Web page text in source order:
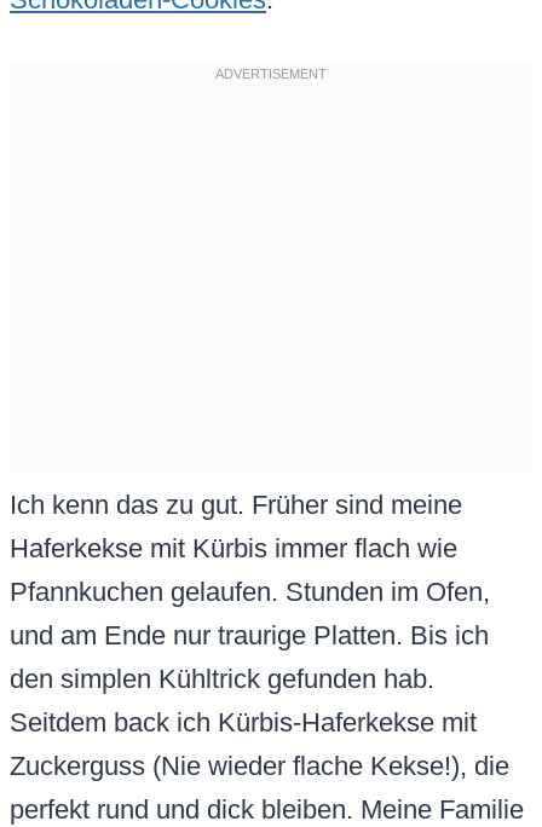
Ich kenn das zu gut. Früher sind meine
Haferkekse mit Kürbis immer flach wie
Pfannkuchen gelaufen. Stunden im Ofen,
und am Ende nur traurige Platten. Bis ich
den simplen Kühltrick gefunden hab.
Seitdem back ich Kürbis-Haferkekse mit
Zuckerguss (Nie wieder flache Kekse!), die
perfekt rund und dick bleiben. Meine Familie